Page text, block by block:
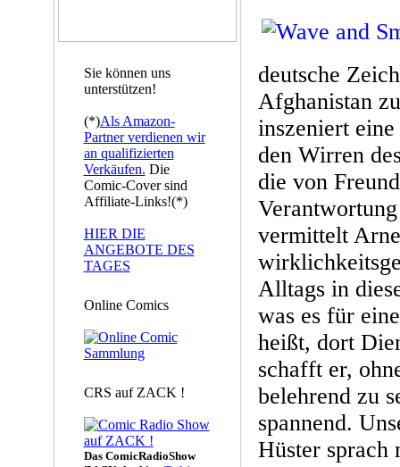
Sie können uns
unterstützen!
(*)Als Amazon-
Partner verdienen wir
an qualifizierten
Verkäufen. Die
Comic-Cover sind
Affiliate-Links!(*)
HIER DIE
ANGEBOTE DES
TAGES
Online Comics
CRS auf ZACK !
Das ComicRadioShow
deutsche
Afghanistan
inszeniert
den Wirren
die von
vermittelt
Alltags in
was es für
heißt, dort
schafft er,
belehrend zu
spannend.
Hüster sprach